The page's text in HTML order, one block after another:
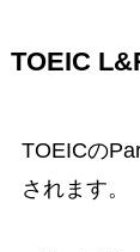
TOEIC
TOEICの
されます。